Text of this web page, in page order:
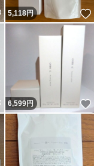
いいね！
5,118円
いいね！
6,599円